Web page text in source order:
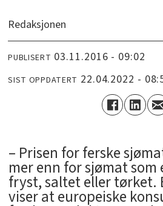
Redaksjonen
PUBLISERT 03.11.2016 - 09:02
SIST OPPDATERT 22.04.2022 -
– Prisen for ferske
mer enn for sjømat som
fryst, saltet eller tørket.
viser at europeiske